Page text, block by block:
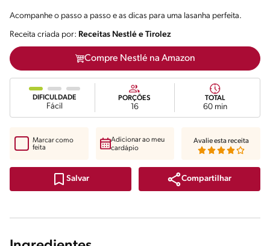
Acompanhe o passo a passo e as dicas para uma lasanha perfeita.
Receita criada por: Receitas Nestlé e Tirolez
Compre Nestlé na Amazon
DIFICULDADE
Fácil
PORÇÕES
16
TOTAL
60 min
Salvar Compartilhar
Marcar como
feita
Adicionar ao meu
cardápio
Avalie esta receita